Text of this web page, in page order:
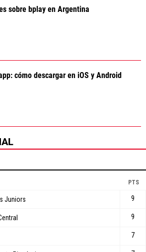
sobre bplay en Argentina
cómo descargar en iOS y Android